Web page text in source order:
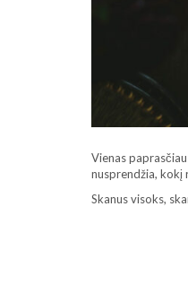
Vienas
nusprendžia, kokį
Skanus visoks,